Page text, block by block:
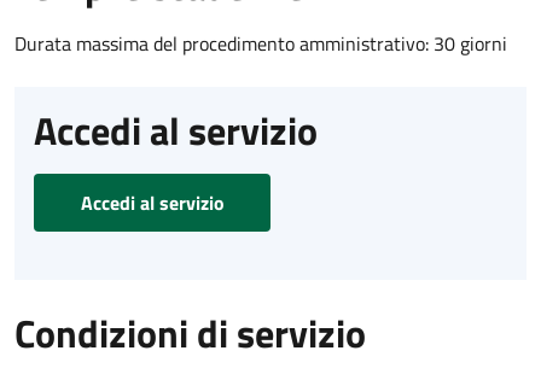
Durata massima del procedimento amministrativo: 30 giorni
Accedi al servizio
Accedi al servizio
Condizioni di servizio